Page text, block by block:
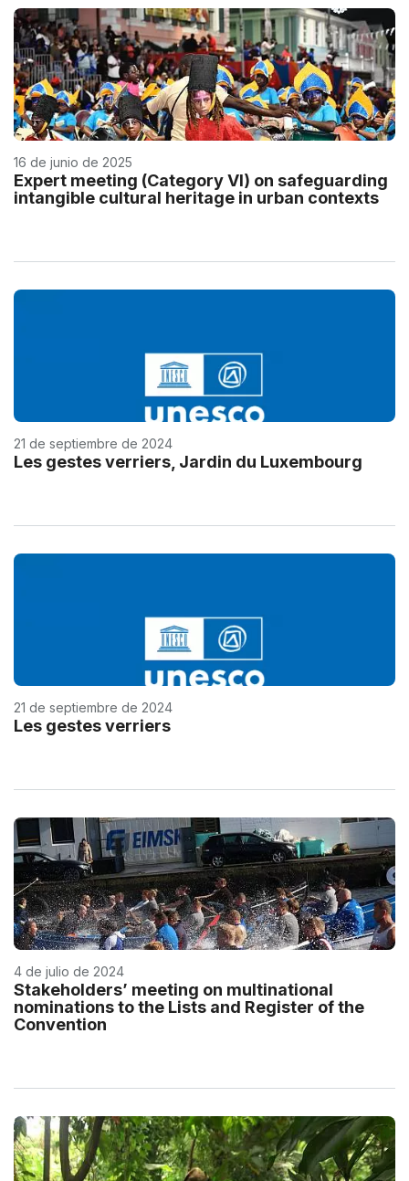
16 de junio de 2025
Expert meeting (Category VI) on safeguarding
intangible cultural heritage in urban contexts
21 de septiembre de 2024
Les gestes verriers, Jardin du Luxembourg
21 de septiembre de 2024
Les gestes verriers
4 de julio de 2024
Stakeholders’ meeting on multinational
nominations to the Lists and Register of the
Convention